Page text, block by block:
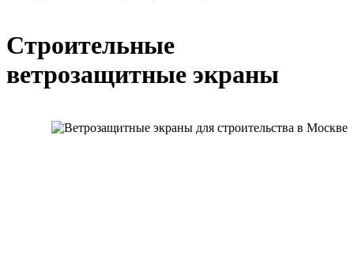
Строительные
ветрозащитные экраны